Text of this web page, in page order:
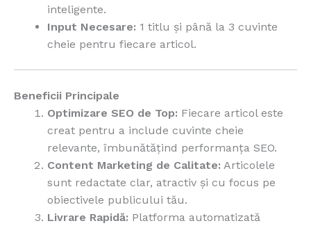
inteligente.
Input Necesare: 1 titlu și până la 3 cuvinte
cheie pentru fiecare articol.
Beneficii Principale
Optimizare SEO de Top: Fiecare articol este
creat pentru a include cuvinte cheie
relevante, îmbunătățind performanța SEO.
Content Marketing de Calitate: Articolele
sunt redactate clar, atractiv și cu focus pe
obiectivele publicului tău.
Livrare Rapidă: Platforma automatizată